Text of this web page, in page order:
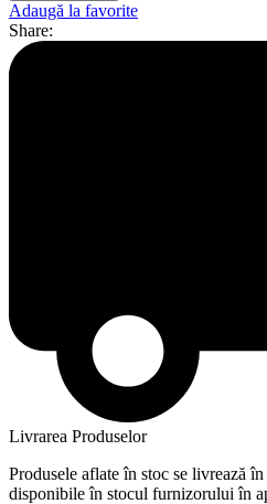
Adaugă la favorite
Share:
Livrarea Produselor
Produsele aflate în stoc se livrează
disponibile în stocul furnizorului în